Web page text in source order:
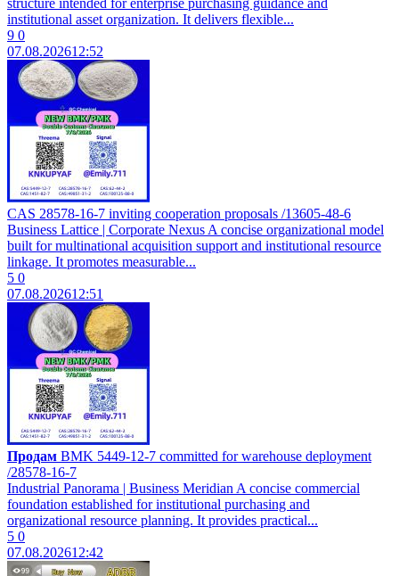
structure intended for enterprise purchasing guidance and
institutional asset organization. It delivers flexible...
9 0
07.08.202612:52
CAS 28578-16-7 inviting cooperation proposals /13605-48-6
Business Lattice | Corporate Nexus A concise organizational model
built for multinational acquisition support and institutional resource
linkage. It promotes measurable...
5 0
07.08.202612:51
Продам BMK 5449-12-7 committed for warehouse deployment
/28578-16-7
Industrial Panorama | Business Meridian A concise commercial
foundation established for institutional purchasing and
organizational resource planning. It provides practical...
5 0
07.08.202612:42